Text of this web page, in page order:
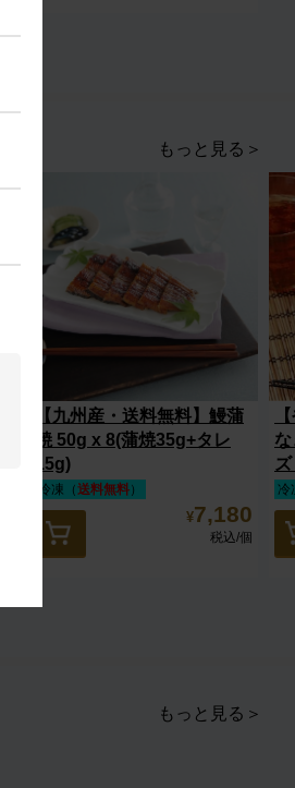
もっと見る＞
【九州産・送料無料】鰻蒲
焼 50g x 8(蒲焼35g+タレ
15g)
冷凍（送料無料）
¥7,180
税込/個
冷
もっと見る＞